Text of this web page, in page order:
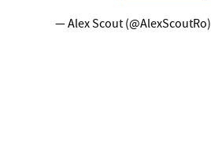
— Alex Scout (@AlexScoutRo)